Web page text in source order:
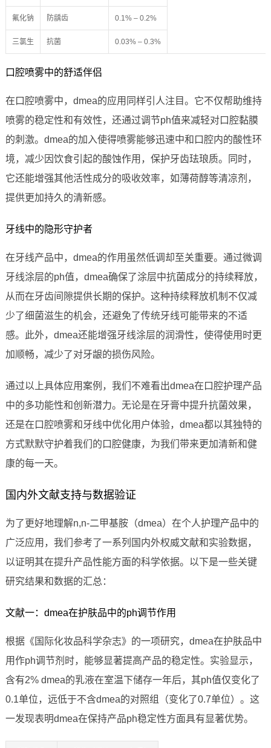
氟化钠 防龋齿 0.1% – 0.2%
三氯生 抗菌 0.03% – 0.3%
口腔喷雾中的舒适伴侣
在口腔喷雾中，dmea的应用同样引人注目。它不仅帮助维持
喷雾的稳定性和有效性，还通过调节ph值来减轻对口腔黏膜
的刺激。dmea的加入使得喷雾能够迅速中和口腔内的酸性环
境，减少因饮食引起的酸蚀作用，保护牙齿珐琅质。同时，
它还能增强其他活性成分的吸收效率，如薄荷醇等清凉剂，
提供更加持久的清新感。
牙线中的隐形守护者
在牙线产品中，dmea的作用虽然低调却至关重要。通过微调
牙线涂层的ph值，dmea确保了涂层中抗菌成分的持续释放，
从而在牙齿间隙提供长期的保护。这种持续释放机制不仅减
少了细菌滋生的机会，还避免了传统牙线可能带来的不适
感。此外，dmea还能增强牙线涂层的润滑性，使得使用时更
加顺畅，减少了对牙龈的损伤风险。
通过以上具体应用案例，我们不难看出dmea在口腔护理产品
中的多功能性和创新潜力。无论是在牙膏中提升抗菌效果，
还是在口腔喷雾和牙线中优化用户体验，dmea都以其独特的
方式默默守护着我们的口腔健康，为我们带来更加清新和健
康的每一天。
国内外文献支持与数据验证
为了更好地理解n,n-二甲基胺（dmea）在个人护理产品中的
广泛应用，我们参考了一系列国内外权威文献和实验数据，
以证明其在提升产品性能方面的科学依据。以下是一些关键
研究结果和数据的汇总：
文献一：dmea在护肤品中的ph调节作用
根据《国际化妆品科学杂志》的一项研究，dmea在护肤品中
用作ph调节剂时，能够显著提高产品的稳定性。实验显示，
含有2% dmea的乳液在室温下储存一年后，其ph值仅变化了
0.1单位，远低于不含dmea的对照组（变化了0.7单位）。这
一发现表明dmea在保持产品ph稳定性方面具有显著优势。